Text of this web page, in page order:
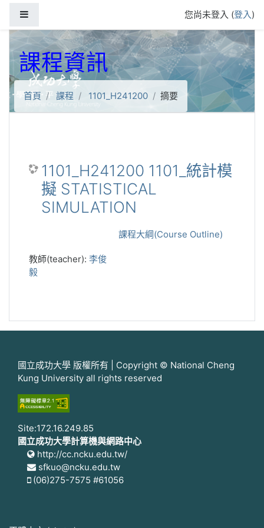
您尚未登入 (登入)
課程資訊
首頁 課程 1101_H241200 摘要
1101_H241200 1101_統計模
擬 STATISTICAL
SIMULATION
課程大綱(Course Outline)
教師(teacher): 李俊
毅
國立成功大學 版權所有 | Copyright © National Cheng
Kung University all rights reserved
Site:172.16.249.85
國立成功大學計算機與網路中心
http://cc.ncku.edu.tw/
sfkuo@ncku.edu.tw
(06)275-7575 #61056